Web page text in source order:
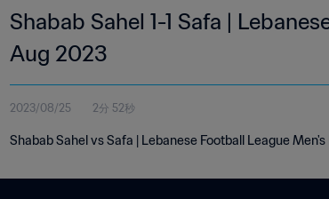
Shabab Sahel 1-1 Safa |
Aug 2023
2023/08/25 2分 52秒
Shabab Sahel vs Safa | Lebanese Football League